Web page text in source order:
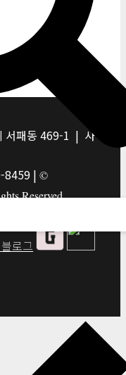
서패동 469-1 | 사
8459 | ©
Reserved.